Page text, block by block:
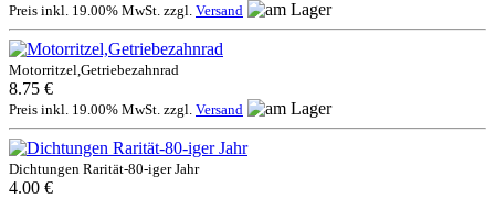
Preis inkl. 19.00% MwSt. zzgl. Versand
Motorritzel,Getriebezahnrad
8.75 €
Preis inkl. 19.00% MwSt. zzgl. Versand
Dichtungen Rarität-80-iger Jahr
4.00 €